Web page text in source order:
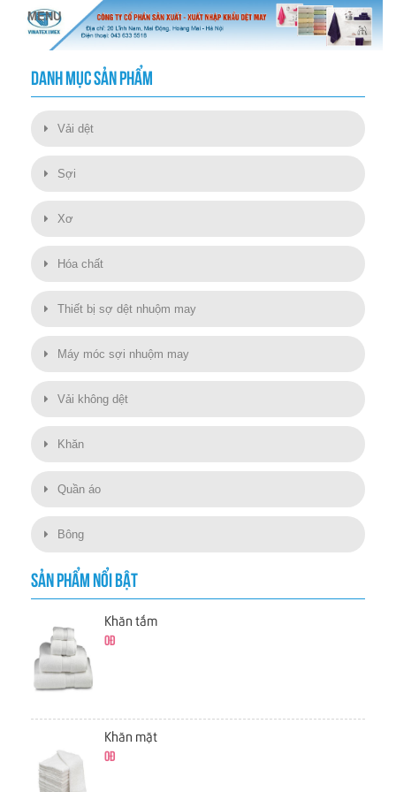
DANH MỤC SẢN PHẨM
Vải dệt
Sợi
Xơ
Hóa chất
Thiết bị sợ dệt nhuộm may
Máy móc sợi nhuộm may
Vải không dệt
Khăn
Quần áo
Bông
SẢN PHẨM NỔI BẬT
Khăn tắm
0đ
Khăn mặt
0đ